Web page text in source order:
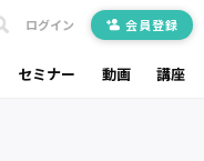
セミナー 動画 講座
ログイン 会員登録